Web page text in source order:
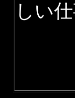
しい